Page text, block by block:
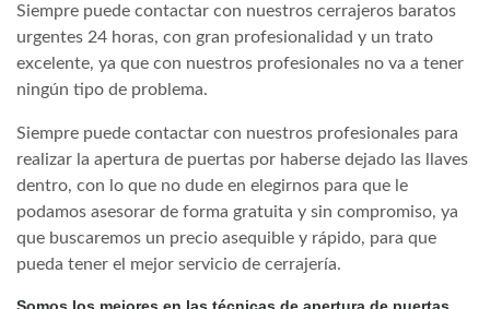
Siempre puede contactar con nuestros cerrajeros baratos
urgentes 24 horas, con gran profesionalidad y un trato
excelente, ya que con nuestros profesionales no va a tener
ningún tipo de problema.
Siempre puede contactar con nuestros profesionales para
realizar la apertura de puertas por haberse dejado las llaves
dentro, con lo que no dude en elegirnos para que le
podamos asesorar de forma gratuita y sin compromiso, ya
que buscaremos un precio asequible y rápido, para que
pueda tener el mejor servicio de cerrajería.